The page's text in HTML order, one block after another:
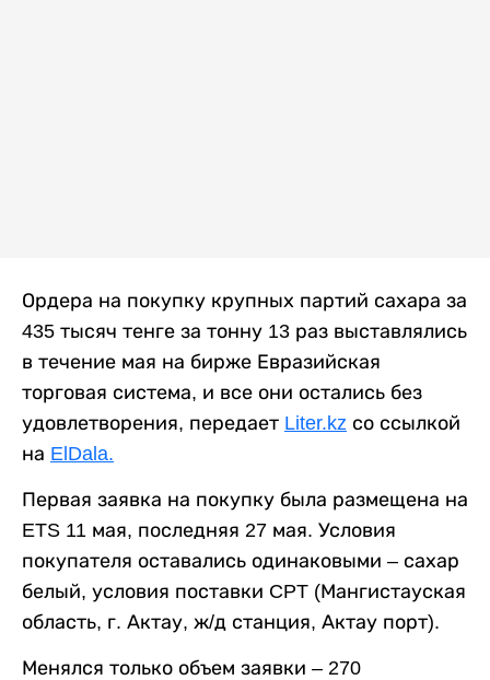
Ордера на покупку крупных партий сахара за
435 тысяч тенге за тонну 13 раз выставлялись
в течение мая на бирже Евразийская
торговая система, и все они остались без
удовлетворения, передает Liter.kz со ссылкой
на ElDala.
Первая заявка на покупку была размещена на
ETS 11 мая, последняя 27 мая. Условия
покупателя оставались одинаковыми – сахар
белый, условия поставки CPT (Мангистауская
область, г. Актау, ж/д станция, Актау порт).
Менялся только объем заявки – 270